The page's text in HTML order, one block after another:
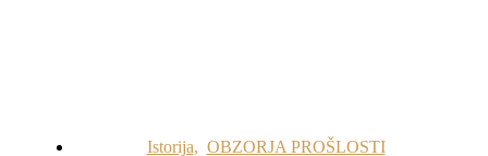
Istorija, OBZORJA PROŠLOSTI